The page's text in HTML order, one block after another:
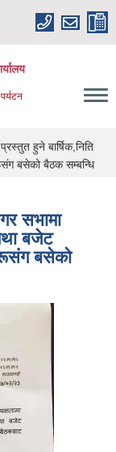
हुने बार्षिक,निति
बसेको बैठक सम्बन्धि
सभामा
बजेट
बसेको